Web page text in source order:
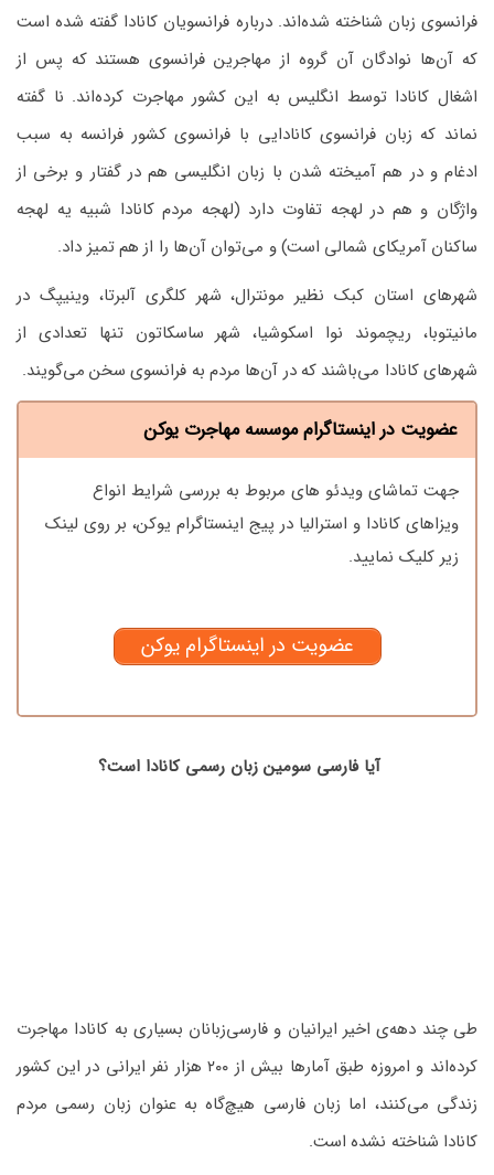
فرانسوی زبان شناخته شده‌اند. درباره فرانسویان کانادا گفته شده است
که آن‌ها نوادگان آن گروه از مهاجرین فرانسوی هستند که پس از
اشغال کانادا توسط انگلیس به این کشور مهاجرت کرده‌اند. نا گفته
نماند که زبان فرانسوی کانادایی با فرانسوی کشور فرانسه به سبب
ادغام و در هم آمیخته شدن با زبان انگلیسی هم در گفتار و برخی از
واژگان و هم در لهجه تفاوت دارد (لهجه مردم کانادا شبیه یه لهجه
ساکنان آمریکای شمالی است) و می‌توان آن‌ها را از هم تمیز داد.
شهرهای استان کبک نظیر مونترال، شهر کلگری آلبرتا، وینیپگ در
مانیتوبا، ریچموند نوا اسکوشیا، شهر ساسکاتون تنها تعدادی از
شهرهای کانادا می‌باشند که در آن‌ها مردم به فرانسوی سخن می‌گویند.
عضویت در اینستاگرام موسسه مهاجرت یوکن
جهت تماشای ویدئو های مربوط به بررسی شرایط انواع
ویزاهای کانادا و استرالیا در پیج اینستاگرام یوکن، بر روی لینک
زیر کلیک نمایید.
عضویت در اینستاگرام یوکن
آیا فارسی سومین زبان رسمی کانادا است؟
طی چند دهه‌ی اخیر ایرانیان و فارسی‌زبانان بسیاری به کانادا مهاجرت
کرده‌اند و امروزه طبق آمارها بیش از ۲۰۰ هزار نفر ایرانی در این کشور
زندگی می‌کنند، اما زبان فارسی هیچ‌گاه به عنوان زبان رسمی مردم
کانادا شناخته نشده است.